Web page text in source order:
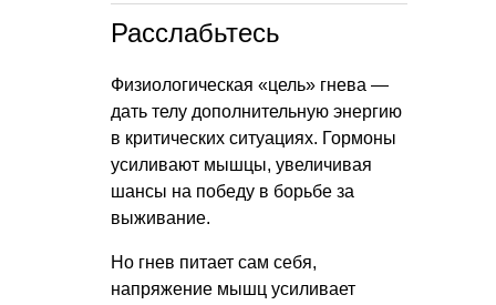
Расслабьтесь
Физиологическая «цель» гнева —
дать телу дополнительную энергию
в критических ситуациях. Гормоны
усиливают мышцы, увеличивая
шансы на победу в борьбе за
выживание.
Но гнев питает сам себя,
напряжение мышц усиливает